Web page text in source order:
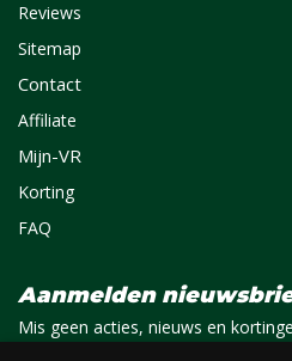
Reviews
Sitemap
Contact
Affiliate
Mijn-VR
Korting
FAQ
Aanmelden
Mis geen acties, nieuws en